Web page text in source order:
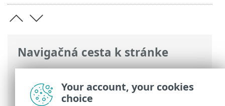
Navigačná cesta k stránke
ESET Online pomocník>ESET Mail
Security >Inštalácia/aktualizácia>
Príprava na inštaláciu
Your account, your cookies
choice